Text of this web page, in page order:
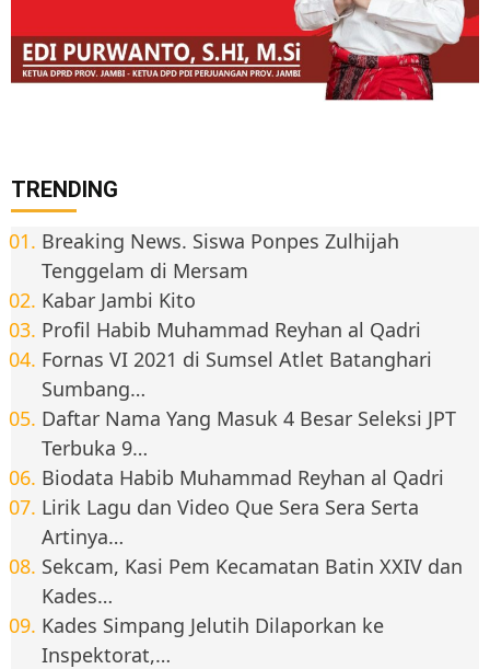
TRENDING
Breaking News. Siswa Ponpes Zulhijah
Tenggelam di Mersam
Kabar Jambi Kito
Profil Habib Muhammad Reyhan al Qadri
Fornas VI 2021 di Sumsel Atlet Batanghari
Sumbang…
Daftar Nama Yang Masuk 4 Besar Seleksi JPT
Terbuka 9…
Biodata Habib Muhammad Reyhan al Qadri
Lirik Lagu dan Video Que Sera Sera Serta
Artinya…
Sekcam, Kasi Pem Kecamatan Batin XXIV dan
Kades…
Kades Simpang Jelutih Dilaporkan ke
Inspektorat,…